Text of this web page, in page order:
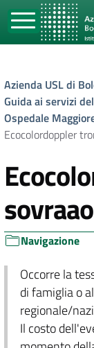
Azienda USL di
Guida ai servizi
Ospedale
Ecocolordoppler
Navigazione
Occorre la
di famiglia o
regionale/
Il costo